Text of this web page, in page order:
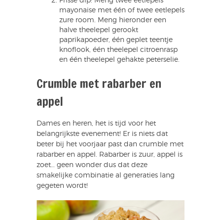
mayonaise met één of twee eetlepels
zure room. Meng hieronder een
halve theelepel gerookt
paprikapoeder, één geplet teentje
knoflook, één theelepel citroenrasp
en één theelepel gehakte peterselie.
Crumble met rabarber en
appel
Dames en heren, het is tijd voor het
belangrijkste evenement! Er is niets dat
beter bij het voorjaar past dan crumble met
rabarber en appel. Rabarber is zuur, appel is
zoet… geen wonder dus dat deze
smakelijke combinatie al generaties lang
gegeten wordt!